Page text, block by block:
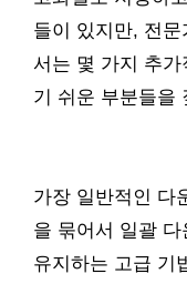
들이 있지만, 전
서는 몇 가지 추
기 쉬운 부분들을
가장 일반적인 다
을 묶어서 일괄
유지하는 고급 기